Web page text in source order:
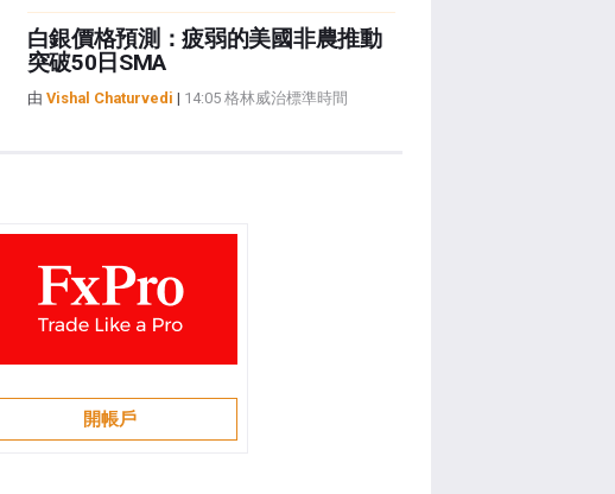
白銀價格預測：疲弱的美國非農推動
突破50日SMA
由 Vishal Chaturvedi | 14:05 格林威治標準時間
開帳戶